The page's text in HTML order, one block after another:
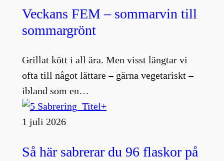
Veckans FEM – sommarvin till
sommargrönt
Grillat kött i all ära. Men visst längtar vi
ofta till något lättare – gärna vegetariskt –
ibland som en…
1 juli 2026
Så här sabrerar du 96 flaskor på